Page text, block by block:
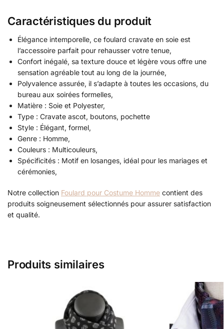
Caractéristiques du produit
Élégance intemporelle, ce foulard cravate en soie est
l’accessoire parfait pour rehausser votre tenue,
Confort inégalé, sa texture douce et légère vous offre une
sensation agréable tout au long de la journée,
Polyvalence assurée, il s’adapte à toutes les occasions, du
bureau aux soirées formelles,
Matière : Soie et Polyester,
Type : Cravate ascot, boutons, pochette
Style : Élégant, formel,
Genre : Homme,
Couleurs : Multicouleurs,
Spécificités : Motif en losanges, idéal pour les mariages et
cérémonies,
Notre collection Foulard pour Costume Homme contient des
produits soigneusement sélectionnés pour assurer satisfaction
et qualité.
Produits similaires